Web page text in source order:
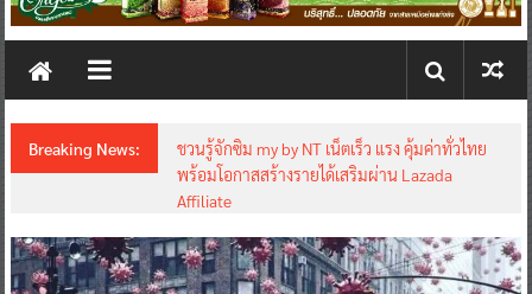
Thailand
New
Breaking News:
ชวนรู้จักซิม my by NT เน็ตเร็ว แรง คุ้มค่าทั่วไทย
พร้อมโอกาสสร้างรายได้เสริมผ่าน Lazada
Affiliate